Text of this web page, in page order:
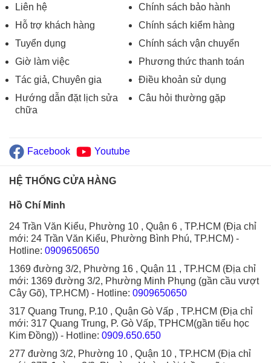
Liên hệ
Hỗ trợ khách hàng
Tuyển dụng
Giờ làm việc
Tác giả, Chuyên gia
Hướng dẫn đặt lịch sửa
chữa
Chính sách bảo hành
Chính sách kiểm hàng
Chính sách vận chuyển
Phương thức thanh toán
Điều khoản sử dụng
Câu hỏi thường gặp
Facebook Youtube
HỆ THỐNG CỬA HÀNG
Hồ Chí Minh
24 Trần Văn Kiểu, Phường 10 , Quận 6 , TP.HCM (Địa chỉ
mới: 24 Trần Văn Kiểu, Phường Bình Phú, TP.HCM) -
Hotline: 0909650650
1369 đường 3/2, Phường 16 , Quận 11 , TP.HCM (Địa chỉ
mới: 1369 đường 3/2, Phường Minh Phụng (gần cầu vượt
Cây Gõ), TP.HCM) - Hotline: 0909650650
317 Quang Trung, P.10 , Quận Gò Vấp , TP.HCM (Địa chỉ
mới: 317 Quang Trung, P. Gò Vấp, TPHCM(gần tiểu học
Kim Đồng)) - Hotline: 0909.650.650
277 đường 3/2, Phường 10 , Quận 10 , TP.HCM (Địa chỉ